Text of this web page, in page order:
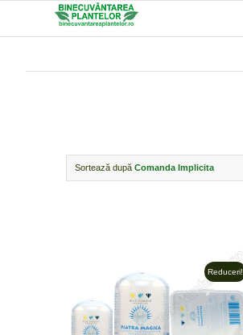
Sortează după Comanda Implicita
Reduceri!